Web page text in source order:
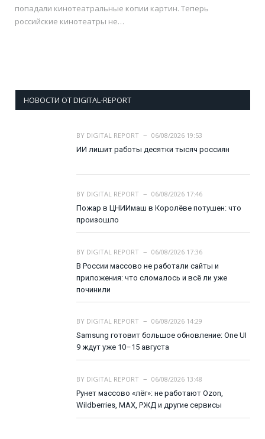
попадали кинотеатральные копии картин. Теперь
российские кинотеатры не…
НОВОСТИ ОТ DIGITAL-REPORT
BY DIGITAL REPORT
06/08/2026 19:53
ИИ лишит работы десятки тысяч россиян
BY DIGITAL REPORT
06/08/2026 17:46
Пожар в ЦНИИмаш в Королёве потушен: что
произошло
BY DIGITAL REPORT
06/08/2026 17:36
В России массово не работали сайты и
приложения: что сломалось и всё ли уже
починили
BY DIGITAL REPORT
06/08/2026 14:29
Samsung готовит большое обновление: One UI
9 ждут уже 10–15 августа
BY DIGITAL REPORT
06/08/2026 13:48
Рунет массово «лёг»: не работают Ozon,
Wildberries, MAX, РЖД и другие сервисы